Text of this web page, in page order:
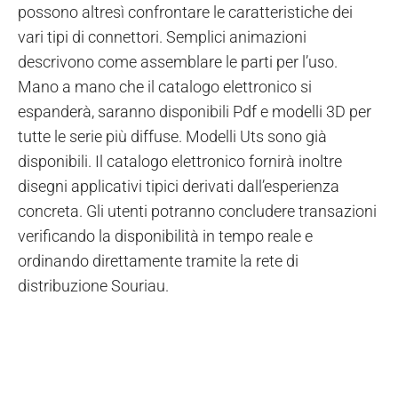
possono altresì confrontare le caratteristiche dei
vari tipi di connettori. Semplici animazioni
descrivono come assemblare le parti per l’uso.
Mano a mano che il catalogo elettronico si
espanderà, saranno disponibili Pdf e modelli 3D per
tutte le serie più diffuse. Modelli Uts sono già
disponibili. Il catalogo elettronico fornirà inoltre
disegni applicativi tipici derivati dall’esperienza
concreta. Gli utenti potranno concludere transazioni
verificando la disponibilità in tempo reale e
ordinando direttamente tramite la rete di
distribuzione Souriau.